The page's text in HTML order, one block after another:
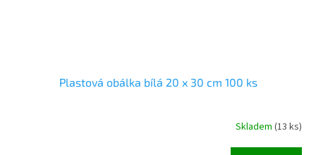
Plastová obálka bílá 20 x 30 cm 100 ks
Skladem (13 ks)